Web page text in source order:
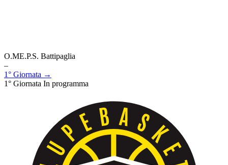
O.ME.P.S. Battipaglia
–
1° Giornata →
1° Giornata In programma